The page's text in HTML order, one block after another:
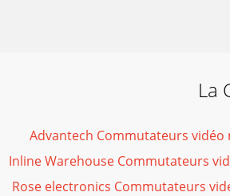
La
Advantech Commutateurs vidéo
Inline Warehouse Commutateurs
Rose electronics Commutateurs